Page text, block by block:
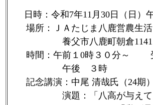
日時：令和7年11月30日（日）
場所：ＪＡたじま八鹿営農生活
養父市八鹿町朝倉1141
時間：午前１0時３０分～ 受
午後 ３時
記念講演：中尾 清哉氏（24期）
演題：「八高が与えてく